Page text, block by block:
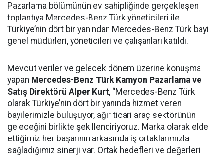
Pazarlama bölümünün ev sahipliğinde gerçekleşen
toplantıya Mercedes-Benz Türk yöneticileri ile
Türkiye’nin dört bir yanından Mercedes-Benz Türk bayi
genel müdürleri, yöneticileri ve çalışanları katıldı.
Mevcut veriler ve gelecek dönem üzerine konuşma
yapan Mercedes-Benz Türk Kamyon Pazarlama ve
Satış Direktörü Alper Kurt, “Mercedes-Benz Türk
olarak Türkiye’nin dört bir yanında hizmet veren
bayilerimizle buluşuyor, ağır ticari araç sektörünün
geleceğini birlikte şekillendiriyoruz. Marka olarak elde
ettiğimiz her başarının arkasında iş ortaklarımızla
sağladığımız sinerji var. Ortak hedefleri ve değerleri